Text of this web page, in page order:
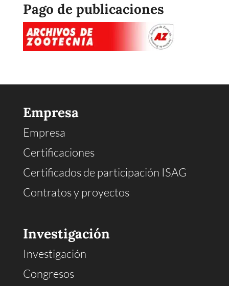
Pago de publicaciones
Empresa
Empresa
Certificaciones
Certificados de participación ISAG
Contratos y proyectos
Investigación
Investigación
Congresos